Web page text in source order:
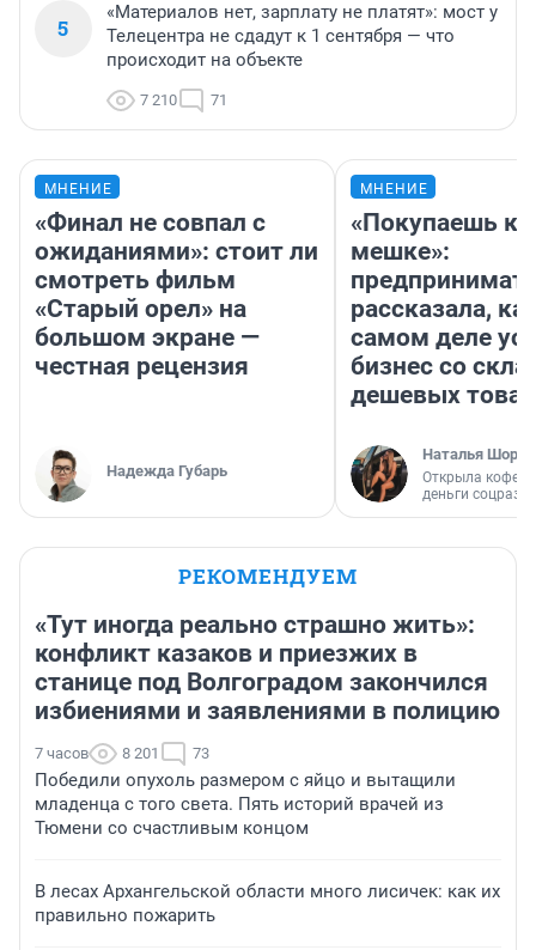
5
«Материалов нет, зарплату не платят»: мост у
Телецентра не сдадут к 1 сентября — что
происходит на объекте
7 210 71
МНЕНИЕ
«Финал не совпал с
ожиданиями»: стоит ли
смотреть фильм
«Старый орел» на
большом экране —
честная рецензия
Надежда Губарь
МНЕНИЕ
«Покупаешь
мешке»:
рассказала,
самом деле
бизнес со
дешевых
Наталья
Открыла
деньги
РЕКОМЕНДУЕМ
«Тут иногда реально страшно жить»:
конфликт казаков и приезжих в
станице под Волгоградом закончился
избиениями и заявлениями в полицию
7 часов 8 201 73
Победили опухоль размером с яйцо и вытащили
младенца с того света. Пять историй врачей из
Тюмени со счастливым концом
В лесах Архангельской области много лисичек: как их
правильно пожарить